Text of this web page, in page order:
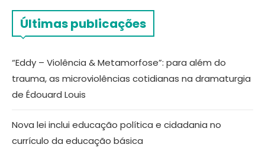
Últimas publicações
“Eddy – Violência & Metamorfose”: para além do
trauma, as microviolências cotidianas na dramaturgia
de Édouard Louis
Nova lei inclui educação política e cidadania no
currículo da educação básica